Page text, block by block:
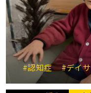
#認知症 #デイ